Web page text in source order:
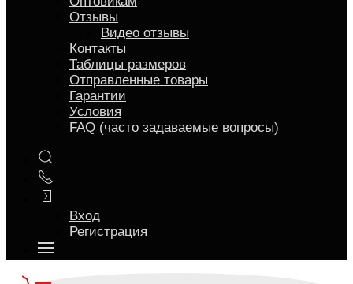
Отзывы
Видео отзывы
Контакты
Таблицы размеров
Отправленные товары
Гарантии
Условия
FAQ (часто задаваемые вопросы)
Вход
Регистрация